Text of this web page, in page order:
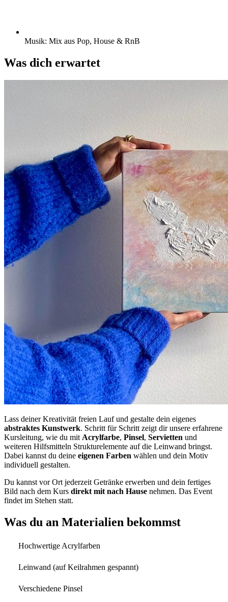
Musik: Mix aus Pop, House & RnB
Was dich erwartet
Lass deiner Kreativität freien Lauf und gestalte dein eigenes
abstraktes Kunstwerk. Schritt für Schritt zeigt dir unsere erfahrene
Kursleitung, wie du mit Acrylfarbe, Pinsel, Servietten und
weiteren Hilfsmitteln Strukturelemente auf die Leinwand bringst.
Dabei kannst du deine eigenen Farben wählen und dein Motiv
individuell gestalten.
Du kannst vor Ort jederzeit Getränke erwerben und dein fertiges
Bild nach dem Kurs direkt mit nach Hause nehmen. Das Event
findet im Stehen statt.
Was du an Materialien bekommst
Hochwertige Acrylfarben
Leinwand (auf Keilrahmen gespannt)
Verschiedene Pinsel